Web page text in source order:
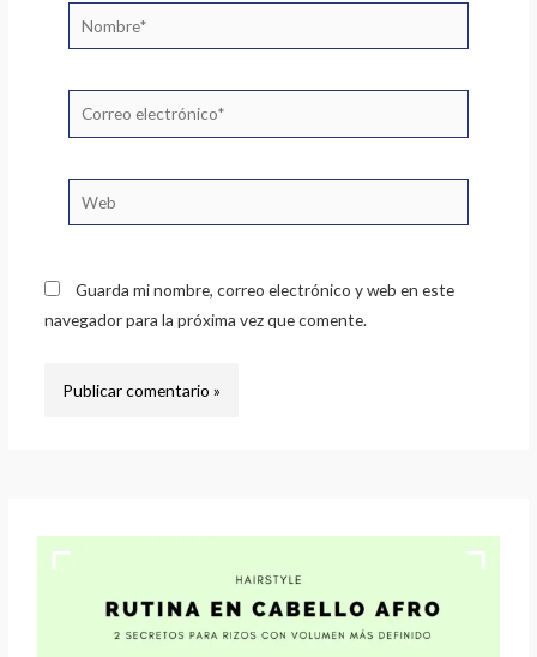
Nombre*
Correo
electrónico*
Web
Guarda mi nombre, correo electrónico y web en este
navegador para la próxima vez que comente.